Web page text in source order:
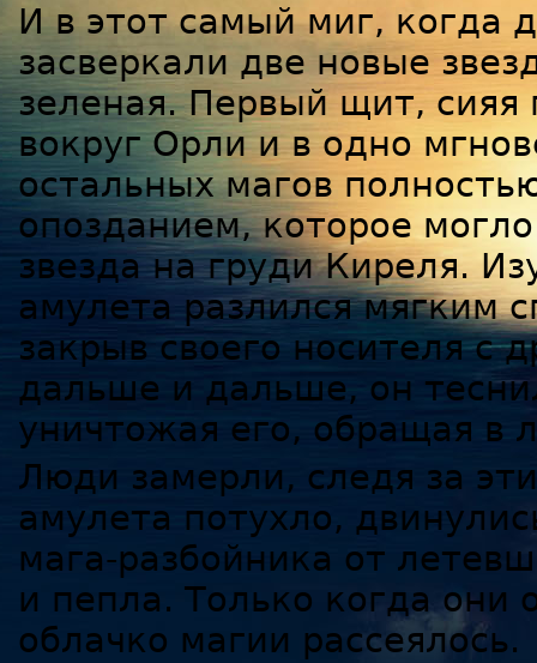
И в этот самый миг, когда
засверкали две новые
зеленая. Первый щит,
вокруг Орли и в одно
остальных магов
опозданием, которое
звезда на груди Киреля.
амулета разлился мягким
закрыв своего носителя с
дальше и дальше, он
уничтожая его, обращая в
Люди замерли, следя за
амулета потухло,
мага-разбойника от
и пепла. Только когда они
облачко магии рассеялось.